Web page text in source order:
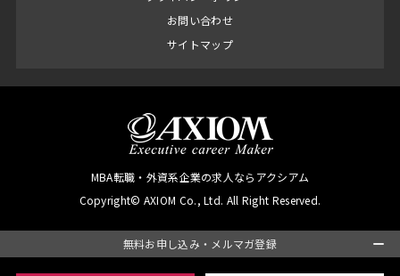
無料お申し込み・メルマガ登録
お問い合わせ
サイトマップ
MBA転職・外資系企業の求人ならアクシアム
Copyright© AXIOM Co., Ltd. All Right Reserved.